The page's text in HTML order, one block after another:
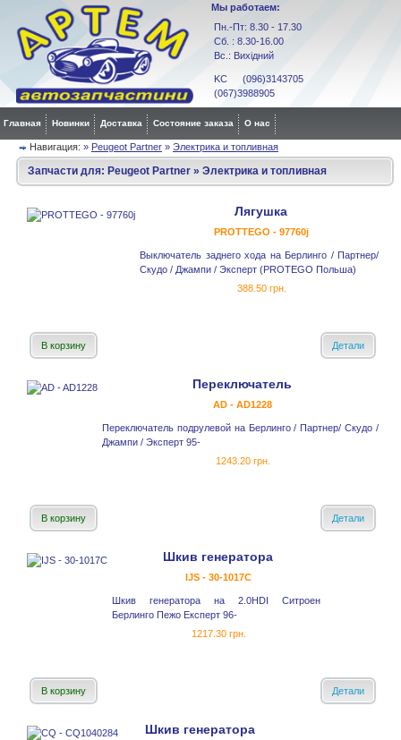
Мы работаем:
Пн.-Пт: 8.30 - 17.30
Сб. : 8.30-16.00
Вс.: Вихідний
KC (096)3143705
(067)3988905
Главная Новинки Доставка Состояние заказа О нас
Навигация: » Peugeot Partner » Электрика и топливная
Запчасти для: Peugeot Partner » Электрика и топливная
Лягушка
PROTTEGO - 97760j
Выключатель заднего хода на Берлинго / Партнер/
Скудо / Джампи / Эксперт (PROTEGO Польша)
388.50 грн.
В корзину Детали
Переключатель
AD - AD1228
Переключатель подрулевой на Берлинго / Партнер/ Скудо /
Джампи / Эксперт 95-
1243.20 грн.
В корзину Детали
Шкив генератора
IJS - 30-1017С
Шкив генератора на 2.0HDI Ситроен
Берлинго Пежо Експерт 96-
1217.30 грн.
В корзину Детали
Шкив генератора